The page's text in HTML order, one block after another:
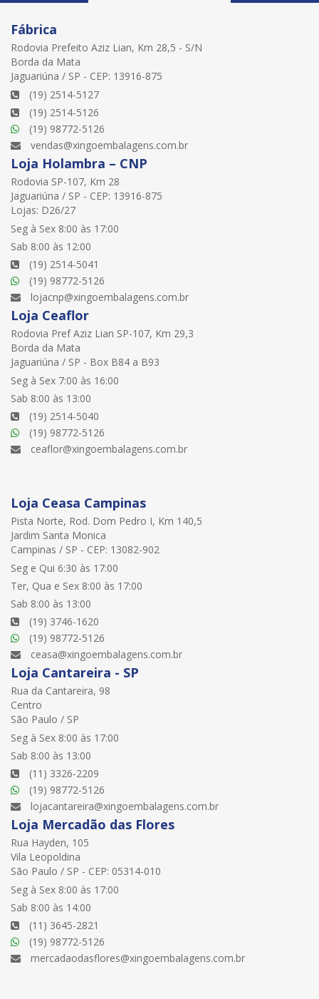
Fábrica
Rodovia Prefeito Aziz Lian, Km 28,5 - S/N
Borda da Mata
Jaguariúna / SP - CEP: 13916-875
(19) 2514-5127
(19) 2514-5126
(19) 98772-5126
vendas@xingoembalagens.com.br
Loja Holambra – CNP
Rodovia SP-107, Km 28
Jaguariúna / SP - CEP: 13916-875
Lojas: D26/27
Seg à Sex 8:00 às 17:00
Sab 8:00 às 12:00
(19) 2514-5041
(19) 98772-5126
lojacnp@xingoembalagens.com.br
Loja Ceaflor
Rodovia Pref Aziz Lian SP-107, Km 29,3
Borda da Mata
Jaguariúna / SP - Box B84 a B93
Seg à Sex 7:00 às 16:00
Sab 8:00 às 13:00
(19) 2514-5040
(19) 98772-5126
ceaflor@xingoembalagens.com.br
Loja Ceasa Campinas
Pista Norte, Rod. Dom Pedro I, Km 140,5
Jardim Santa Monica
Campinas / SP - CEP: 13082-902
Seg e Qui 6:30 às 17:00
Ter, Qua e Sex 8:00 às 17:00
Sab 8:00 às 13:00
(19) 3746-1620
(19) 98772-5126
ceasa@xingoembalagens.com.br
Loja Cantareira - SP
Rua da Cantareira, 98
Centro
São Paulo / SP
Seg à Sex 8:00 às 17:00
Sab 8:00 às 13:00
(11) 3326-2209
(19) 98772-5126
lojacantareira@xingoembalagens.com.br
Loja Mercadão das Flores
Rua Hayden, 105
Vila Leopoldina
São Paulo / SP - CEP: 05314-010
Seg à Sex 8:00 às 17:00
Sab 8:00 às 14:00
(11) 3645-2821
(19) 98772-5126
mercadaodasflores@xingoembalagens.com.br